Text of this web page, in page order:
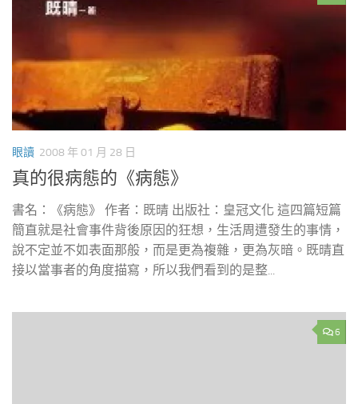
眼讀 2008 年 01 月 28 日
真的很病態的《病態》
書名：《病態》 作者：既晴 出版社：皇冠文化 這四篇短篇
簡直就是社會事件背後原因的狂想，生活周遭發生的事情，
說不定並不如表面那般，而是更為複雜，更為灰暗。既晴直
接以當事者的角度描寫，所以我們看到的是整...
6